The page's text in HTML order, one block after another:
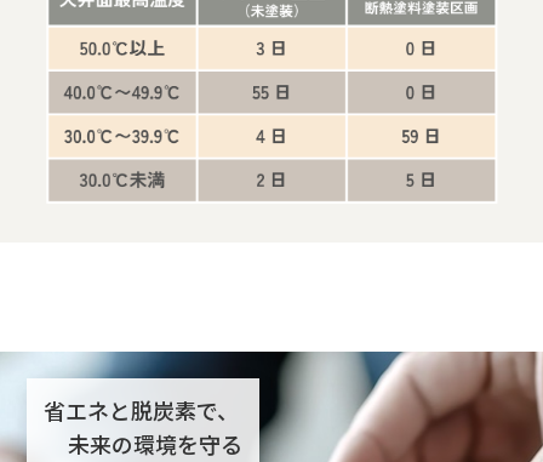
省エネと脱炭素で、
未来の環境を守る